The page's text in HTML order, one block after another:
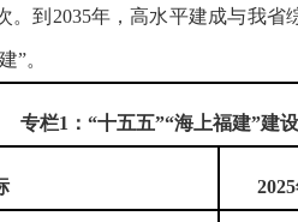
。到2035年，高水平建成与我
”。
专栏1：“十五五”“海上福建”建